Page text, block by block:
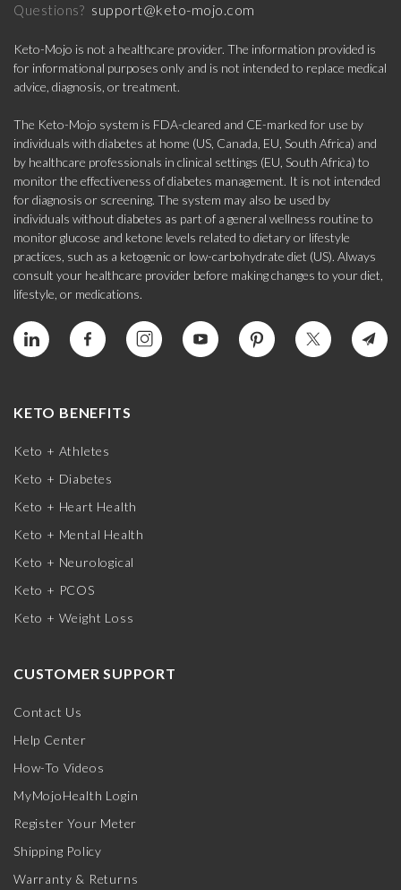
Questions? support@keto-mojo.com
Keto-Mojo is not a healthcare provider. The information provided is
for informational purposes only and is not intended to replace medical
advice, diagnosis, or treatment.
The Keto-Mojo system is FDA-cleared and CE-marked for use by
individuals with diabetes at home (US, Canada, EU, South Africa) and
by healthcare professionals in clinical settings (EU, South Africa) to
monitor the effectiveness of diabetes management. It is not intended
for diagnosis or screening. The system may also be used by
individuals without diabetes as part of a general wellness routine to
monitor glucose and ketone levels related to dietary or lifestyle
practices, such as a ketogenic or low-carbohydrate diet (US). Always
consult your healthcare provider before making changes to your diet,
lifestyle, or medications.
KETO BENEFITS
Keto + Athletes
Keto + Diabetes
Keto + Heart Health
Keto + Mental Health
Keto + Neurological
Keto + PCOS
Keto + Weight Loss
CUSTOMER SUPPORT
Contact Us
Help Center
How-To Videos
MyMojoHealth Login
Register Your Meter
Shipping Policy
Warranty & Returns